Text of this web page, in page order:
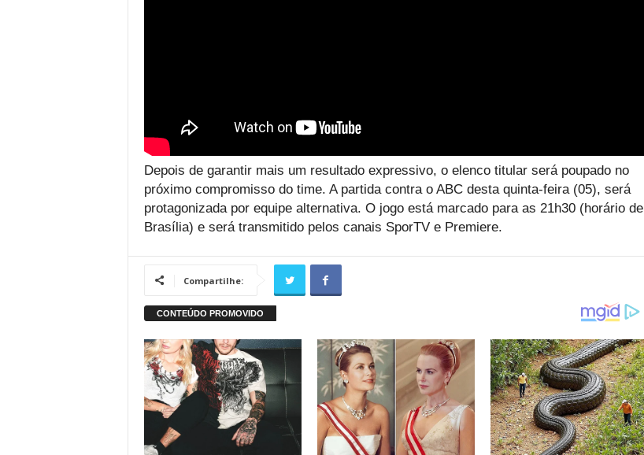
Depois de garantir mais um resultado expressivo, o elenco titular será poupado no
próximo compromisso do time. A partida contra o ABC desta quinta-feira (05), será
protagonizada por equipe alternativa. O jogo está marcado para as 21h30 (horário de
Brasília) e será transmitido pelos canais SporTV e Premiere.
Compartilhe: